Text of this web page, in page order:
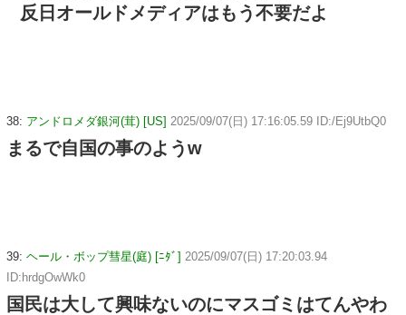
反日オールドメディアはもう不要だよ
38: アンドロメダ銀河(茸) [US] 2025/09/07(日) 17:16:05.59 ID:/Ej9UtbQ0
まるで自国の事のようw
39: ヘール・ボップ彗星(庭) [ﾆﾀﾞ] 2025/09/07(日) 17:20:03.94
ID:hrdgOwWk0
国民は大して興味ないのにマスゴミはてんやわ